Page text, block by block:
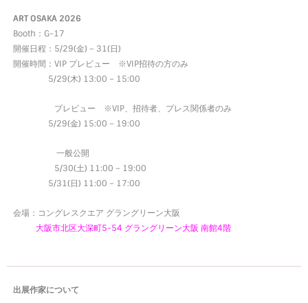
ART OSAKA 2026
Booth：G-17
開催日程：5/29(金) – 31(日)
開催時間：VIP プレビュー ※VIP招待の方のみ
5/29(木) 13:00 – 15:00
プレビュー ※VIP、招待者、プレス関係者のみ
5/29(金) 15:00 – 19:00
一般公開
5/30(土) 11:00 – 19:00
5/31(日) 11:00 – 17:00
会場：コングレスクエア グラングリーン大阪
大阪市北区大深町5-54 グラングリーン大阪 南館4階
出展作家について